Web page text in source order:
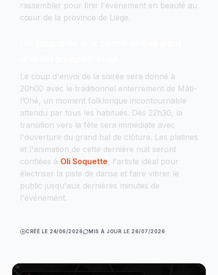
rassembler pour finir l'événement en beauté au
cœur de la province de Liège.
Le coup d'envoi de la soirée sera donné à
20h00 avec le traditionnel enterrement de Mâti-
l’Ohé, un moment folklorique incontournable
attendu par tous les habitués. Dès 22h30, la
transition vers la fête sera immédiate avec
l'ouverture du grand bal de clôture. Les platines
et l'animation de cette dernière nuit seront
confiées à Oli Soquette, l'artiste idéal pour
électriser la piste de danse et faire vibrer le
public jusqu'aux dernières minutes de
l'événement.
CRÉÉ LE 24/06/2026 MIS À JOUR LE 26/07/2026